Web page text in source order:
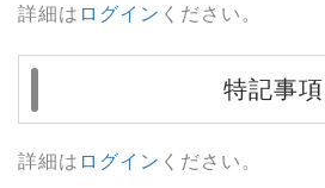
詳細は ログイン ください。
特記事項
詳細は ログイン ください。